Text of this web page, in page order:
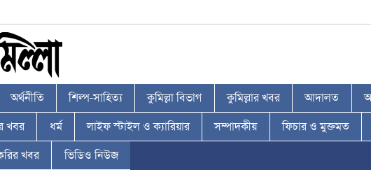
অর্থনীতি শিল্প-সাহিত্য কুমিল্লা বিভাগ কুমিল্লার খবর আদালত
খবর ধর্ম লাইফ স্টাইল ও ক্যারিয়ার সম্পাদকীয় ফিচার ও মুক্তমত
খবর ভিডিও নিউজ